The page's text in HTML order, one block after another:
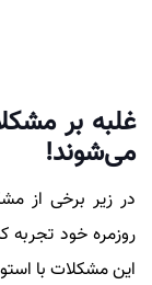
غلبه بر
می‌شوند!
در زیر برخی از
روزمره خود تجربه
این مشکلات با